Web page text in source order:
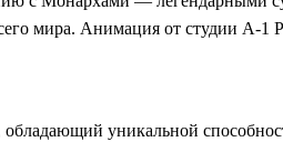
мира. Анимация от студии A-
уникальной